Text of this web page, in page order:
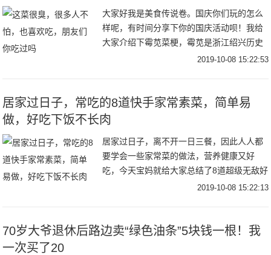
大家好我是美食传说卷。国庆你们玩的怎么
样呢，有时间分享下你的国庆活动呗！我给
大家介绍下霉苋菜梗，霉苋是浙江绍兴历史
悠久的地方传统名菜。色泽亮丽，色绿如
2019-10-08 15:22:53
居家过日子，常吃的8道快手家常素菜，简单易
做，好吃下饭不长肉
居家过日子，离不开一日三餐，因此人人都
要学会一些家常菜的做法，营养健康又好
吃，今天宝妈就给大家总结了8道超级无敌好
吃的快手家常素菜，简单易做，好吃下饭不
2019-10-08 15:22:13
70岁大爷退休后路边卖“绿色油条”5块钱一根！我
一次买了20